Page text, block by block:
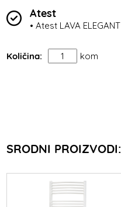
Atest
• Atest LAVA ELEGANT
Količina: kom
SRODNI PROIZVODI: